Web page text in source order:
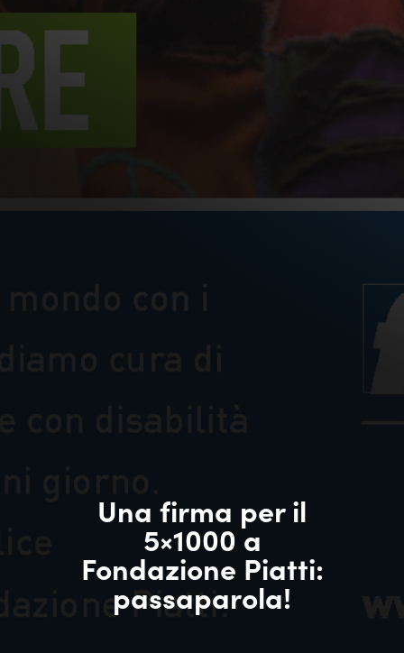
Una firma per il
5×1000 a
Fondazione Piatti:
passaparola!